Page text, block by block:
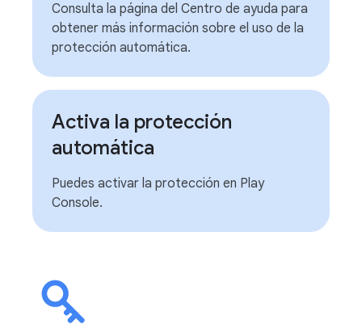
Consulta la página del Centro de ayuda para
obtener más información sobre el uso de la
protección automática.
Activa la protección
automática
Puedes activar la protección en Play
Console.